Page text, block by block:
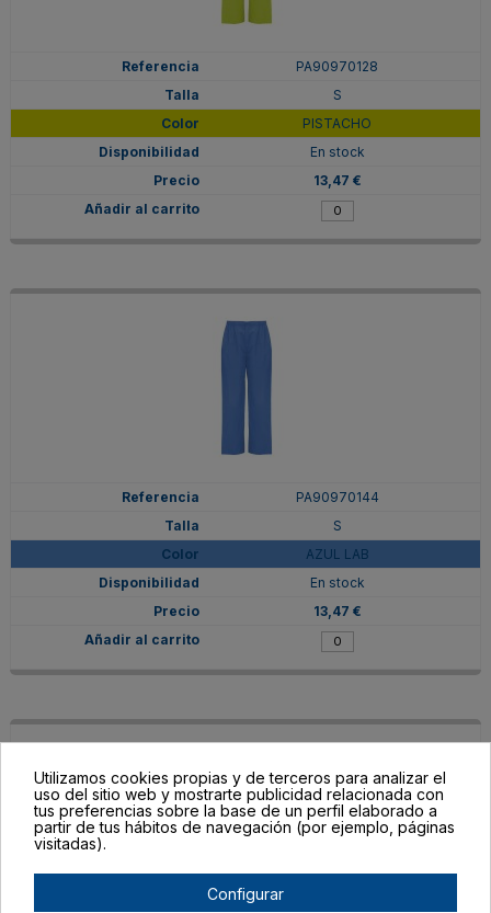
PA90970128
S
PISTACHO
En stock
13,47 €
PA90970144
S
AZUL LAB
En stock
13,47 €
Utilizamos cookies propias y de terceros para analizar el
uso del sitio web y mostrarte publicidad relacionada con
tus preferencias sobre la base de un perfil elaborado a
partir de tus hábitos de navegación (por ejemplo, páginas
visitadas).
Configurar